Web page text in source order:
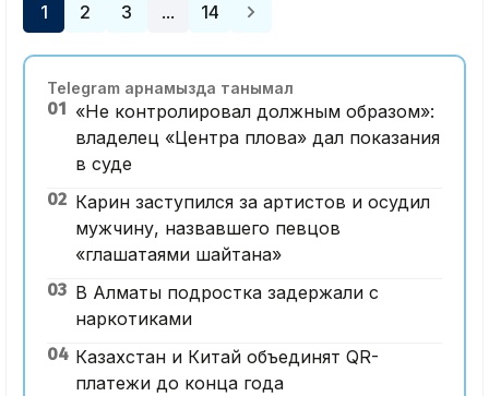
1 2 3 … 14
Telegram арнамызда танымал
01 «Не контролировал должным образом»:
владелец «Центра плова» дал показания
в суде
02 Карин заступился за артистов и осудил
мужчину, назвавшего певцов
«глашатаями шайтана»
03 В Алматы подростка задержали с
наркотиками
04 Казахстан и Китай объединят QR-
платежи до конца года